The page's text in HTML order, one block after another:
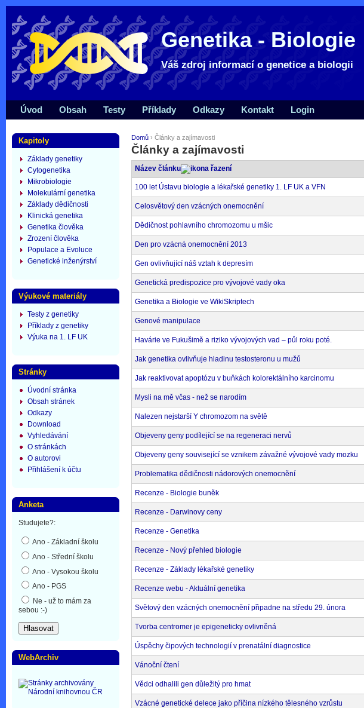
Genetika - Biologie
Váš zdroj informací o genetice a biologii
Domů › Články a zajímavosti
Články a zajímavosti
Název článku
100 let Ústavu biologie a lékařské genetiky 1. LF UK a VFN
Celosvětový den vzácných onemocnění
Dědičnost pohlavního chromozomu u mšic
Den pro vzácná onemocnění 2013
Gen ovlivňující náš vztah k depresím
Genetická predispozice pro vývojové vady oka
Genetika a Biologie ve WikiSkriptech
Genové manipulace
Havárie ve Fukušimě a riziko vývojových vad – půl roku poté.
Jak genetika ovlivňuje hladinu testosteronu u mužů
Jak reaktivovat apoptózu v buňkách kolorektálního karcinomu
Mysli na mě včas - než se narodím
Nalezen nejstarší Y chromozom na světě
Objeveny geny podílející se na regeneraci nervů
Objeveny geny související se vznikem závažné vývojové vady mozku
Problematika dědičnosti nádorových onemocnění
Recenze - Biologie buněk
Recenze - Darwinovy ceny
Recenze - Genetika
Recenze - Nový přehled biologie
Recenze - Základy lékařské genetiky
Recenze webu - Aktuální genetika
Světový den vzácných onemocnění připadne na středu 29. února
Tvorba centromer je epigeneticky ovlivněná
Úspěchy čipových technologií v prenatální diagnostice
Vánoční čtení
Vědci odhalili gen důležitý pro hmat
Vzácné genetické delece jako příčina nízkého tělesného vzrůstu
Úvod Obsah Testy Příklady Odkazy Kontakt Login
Kapitoly
Základy genetiky
Cytogenetika
Mikrobiologie
Molekulární genetika
Základy dědičnosti
Klinická genetika
Genetika člověka
Zrození člověka
Populace a Evoluce
Genetické inženýrství
Výukové materiály
Testy z genetiky
Příklady z genetiky
Výuka na 1. LF UK
Stránky
Úvodní stránka
Obsah stránek
Odkazy
Download
Vyhledávání
O stránkách
O autorovi
Přihlášení k účtu
Anketa
Studujete?:
Ano - Základní školu
Ano - Střední školu
Ano - Vysokou školu
Ano - PGS
Ne - už to mám za
sebou :-)
WebArchiv